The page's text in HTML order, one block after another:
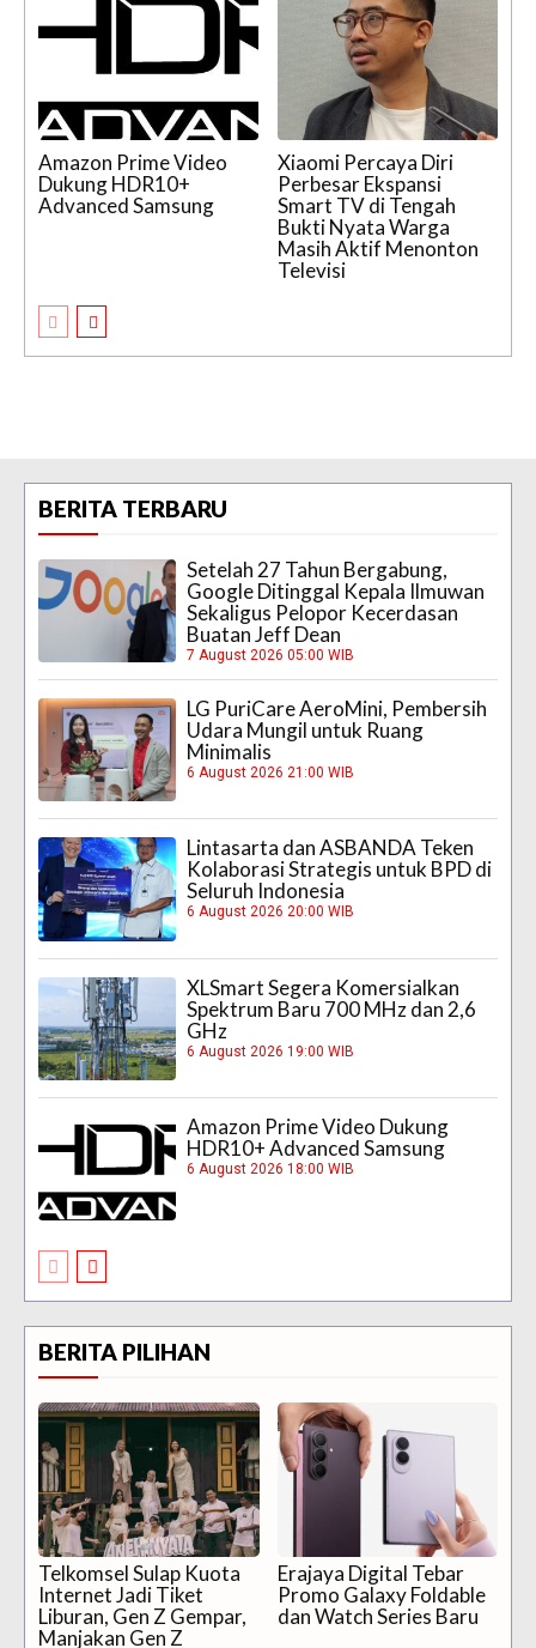
Amazon Prime Video
Dukung HDR10+
Advanced Samsung
Xiaomi Percaya Diri
Perbesar Ekspansi
Smart TV di Tengah
Bukti Nyata Warga
Masih Aktif Menonton
Televisi
BERITA TERBARU
Setelah 27 Tahun Bergabung,
Google Ditinggal Kepala Ilmuwan
Sekaligus Pelopor Kecerdasan
Buatan Jeff Dean
7 August 2026 05:00 WIB
LG PuriCare AeroMini, Pembersih
Udara Mungil untuk Ruang
Minimalis
6 August 2026 21:00 WIB
Lintasarta dan ASBANDA Teken
Kolaborasi Strategis untuk BPD di
Seluruh Indonesia
6 August 2026 20:00 WIB
XLSmart Segera Komersialkan
Spektrum Baru 700 MHz dan 2,6
GHz
6 August 2026 19:00 WIB
Amazon Prime Video Dukung
HDR10+ Advanced Samsung
6 August 2026 18:00 WIB
BERITA PILIHAN
Telkomsel Sulap Kuota
Internet Jadi Tiket
Liburan, Gen Z Gempar,
Manjakan Gen Z
Erajaya Digital Tebar
Promo Galaxy Foldable
dan Watch Series Baru